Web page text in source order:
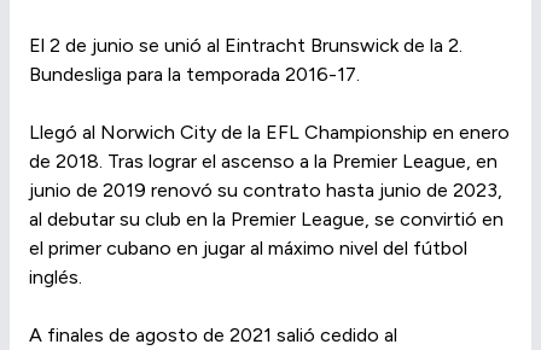
El 2 de junio se unió al Eintracht Brunswick de la 2.
Bundesliga para la temporada 2016-17.
Llegó al Norwich City de la EFL Championship en enero
de 2018.​ Tras lograr el ascenso a la Premier League, en
junio de 2019 renovó su contrato hasta junio de 2023,​
al debutar su club en la Premier League, se convirtió en
el primer cubano en jugar al máximo nivel del fútbol
inglés.
A finales de agosto de 2021 salió cedido al